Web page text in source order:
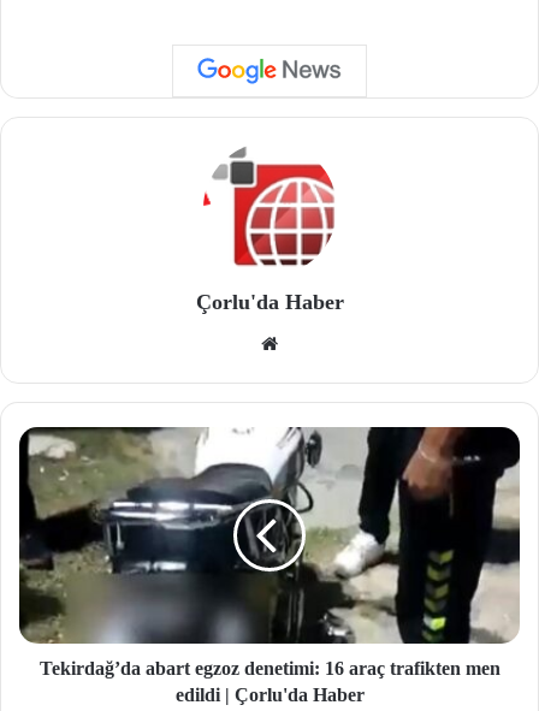
Çorlu'da Haber
site
si
Tekirdağ’da abart egzoz denetimi: 16 araç trafikten men
edildi | Çorlu'da Haber